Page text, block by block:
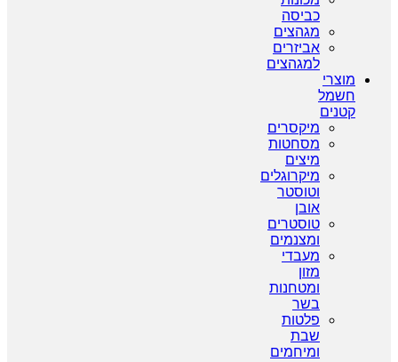
כביסה
מגהצים
אביזרים
למגהצים
מוצרי
חשמל
קטנים
מיקסרים
מסחטות
מיצים
מיקרוגלים
וטוסטר
אובן
טוסטרים
ומצנמים
מעבדי
מזון
ומטחנות
בשר
פלטות
שבת
ומיחמים